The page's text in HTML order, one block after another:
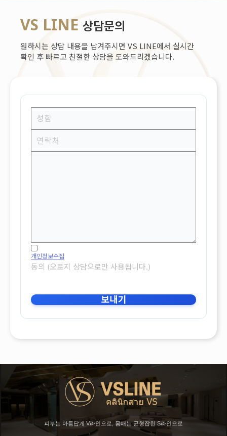
VS LINE 상담문의
원하시는 상담 내용을 남겨주시면 VS LINE에서 실시간
확인 후 빠르고 친절한 상담을 도와드리겠습니다.
개인정보수집
동의 (오로지 상담으로만 사용됩니다.)
보내기
피부는 아름답게 V라인으로, 몸매는 균형잡힌 S라인으로